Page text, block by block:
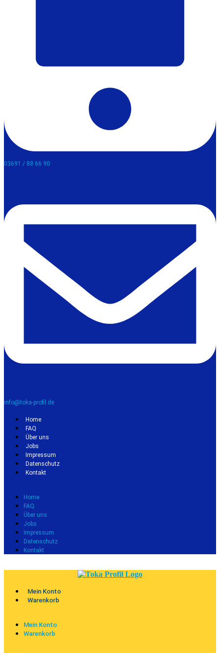
03691 / 88 66 90​
info@toka-profil.de
Home
FAQ
Über uns
Jobs
Impressum
Datenschutz
Kontakt
Home
FAQ
Über uns
Jobs
Impressum
Datenschutz
Kontakt
Mein Konto
Warenkorb
Mein Konto
Warenkorb